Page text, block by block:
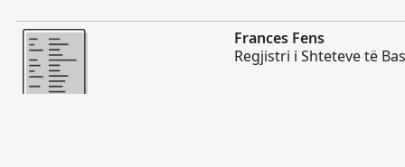
Më Shumë
Frances Fens
Regjistri i Shteteve të